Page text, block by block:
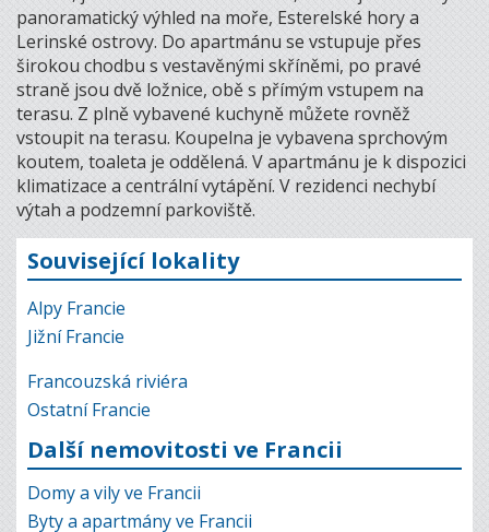
panoramatický výhled na moře, Esterelské hory a
Lerinské ostrovy. Do apartmánu se vstupuje přes
širokou chodbu s vestavěnými skříněmi, po pravé
straně jsou dvě ložnice, obě s přímým vstupem na
terasu. Z plně vybavené kuchyně můžete rovněž
vstoupit na terasu. Koupelna je vybavena sprchovým
koutem, toaleta je oddělená. V apartmánu je k dispozici
klimatizace a centrální vytápění. V rezidenci nechybí
výtah a podzemní parkoviště.
Související lokality
Alpy Francie
Jižní Francie
Francouzská riviéra
Ostatní Francie
Další nemovitosti ve Francii
Domy a vily ve Francii
Byty a apartmány ve Francii